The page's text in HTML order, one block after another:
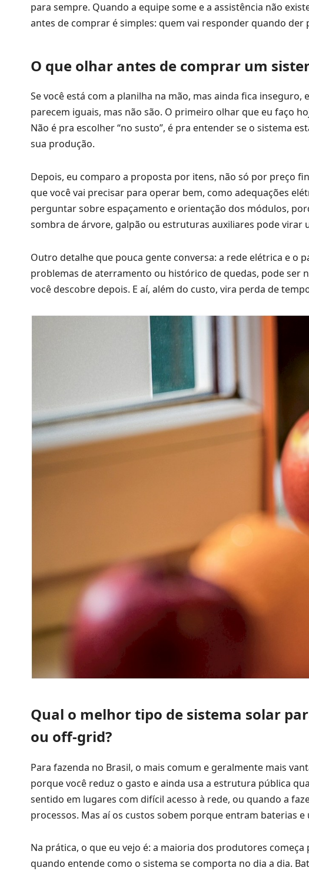
para sempre. Quando a equipe some e a assistência não
antes de comprar é simples: quem vai responder quando
O que olhar antes de comprar um
Se você está com a planilha na mão, mas ainda fica
parecem iguais, mas não são. O primeiro olhar que eu faço
Não é pra escolher “no susto”, é pra entender se o sistema
sua produção.
Depois, eu comparo a proposta por itens, não só por preço
que você vai precisar para operar bem, como adequações
perguntar sobre espaçamento e orientação dos módulos,
sombra de árvore, galpão ou estruturas auxiliares pode virar
Outro detalhe que pouca gente conversa: a rede elétrica e o
problemas de aterramento ou histórico de quedas, pode ser
você descobre depois. E aí, além do custo, vira perda de
Qual o melhor tipo de sistema solar
ou off-grid?
Para fazenda no Brasil, o mais comum e geralmente mais
porque você reduz o gasto e ainda usa a estrutura pública
sentido em lugares com difícil acesso à rede, ou quando a
processos. Mas aí os custos sobem porque entram baterias
Na prática, o que eu vejo é: a maioria dos produtores
quando entende como o sistema se comporta no dia a dia.